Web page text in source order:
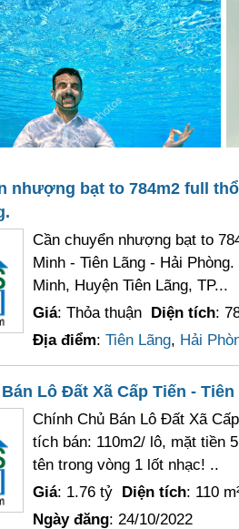
nhượng bạt to 784m2 full
Cần chuyển nhượng bạt to
Minh - Tiên Lãng - Hải
Minh, Huyện Tiên Lãng, TP...
Giá: Thỏa thuận Diện tích:
Địa điểm: Tiên Lãng, Hải
Lô Đất Xã Cấp Tiến -
Chính Chủ Bán Lô Đất Xã
tích bán: 110m2/ lô, mặt tiền
tên trong vòng 1 lốt nhạc! ..
Giá: 1.76 tỷ Diện tích: 110
Ngày đăng: 24/10/2022